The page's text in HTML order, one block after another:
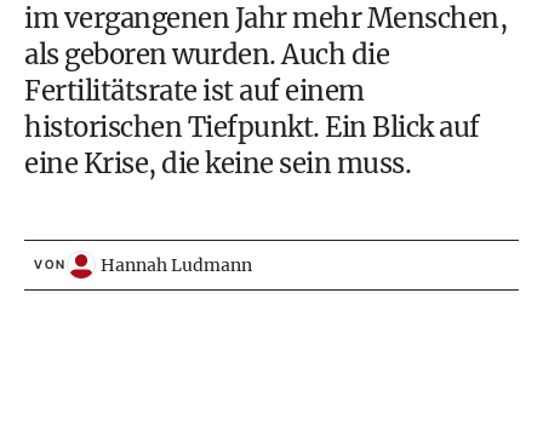
im vergangenen Jahr mehr Menschen,
als geboren wurden. Auch die
Fertilitätsrate ist auf einem
historischen Tiefpunkt. Ein Blick auf
eine Krise, die keine sein muss.
VON Hannah Ludmann